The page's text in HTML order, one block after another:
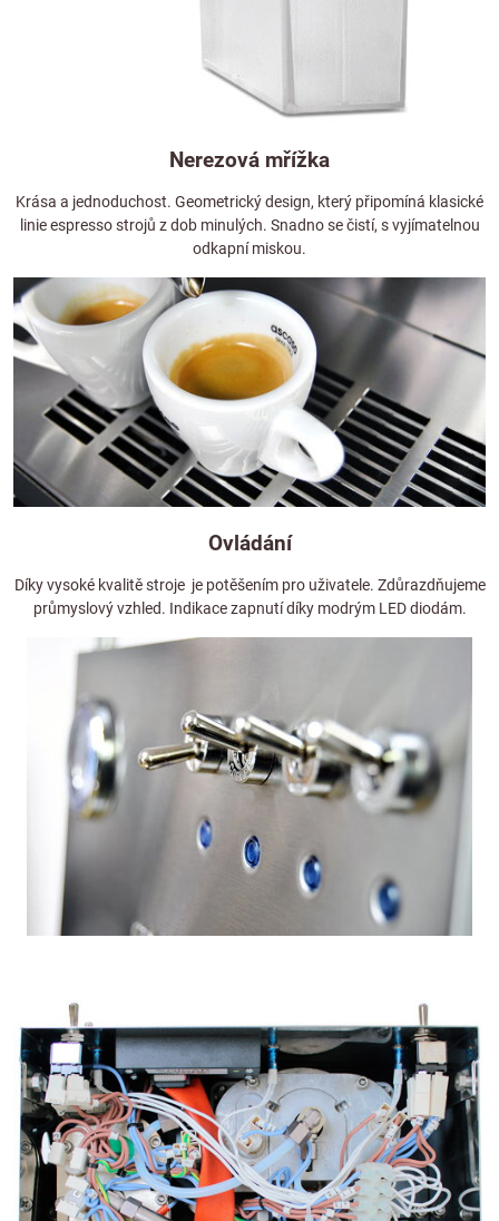
Nerezová mřížka
Krása a jednoduchost. Geometrický design, který připomíná klasické
linie espresso strojů z dob minulých. Snadno se čistí, s vyjímatelnou
odkapní miskou.
Ovládání
Díky vysoké kvalitě stroje je potěšením pro uživatele. Zdůrazdňujeme
průmyslový vzhled. Indikace zapnutí díky modrým LED diodám.